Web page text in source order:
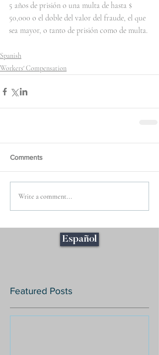
5 años de prisión o una multa de hasta $
50,000 o el doble del valor del fraude, el que
sea mayor, o tanto de prisión como de multa.
Spanish
Workers' Compensation
Comments
Write a comment...
Español
Featured Posts